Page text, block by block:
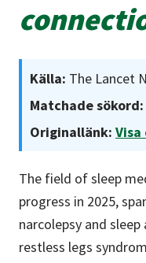
Källa: The Lancet
Matchade sökord:
Originallänk:
The field of sleep
progress in 2025,
narcolepsy and
restless legs